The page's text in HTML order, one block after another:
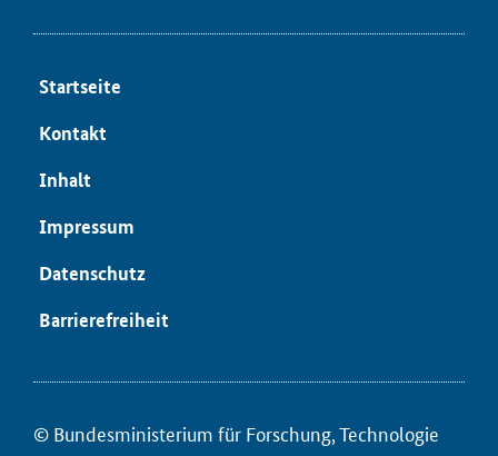
Startseite
Kontakt
Inhalt
Impressum
Datenschutz
Barrierefreiheit
© Bundesministerium für ­Forschung, Technologie